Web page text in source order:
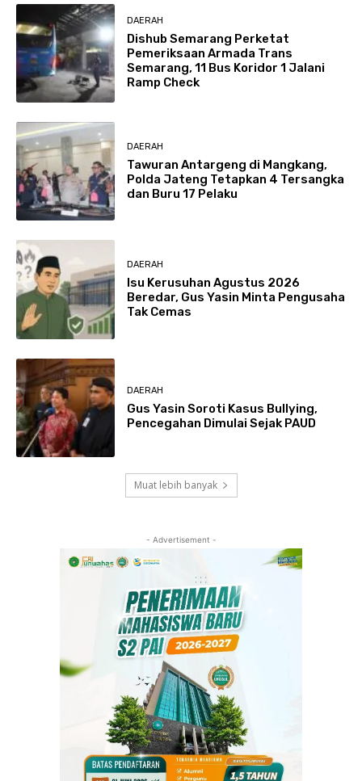
DAERAH
Dishub Semarang Perketat
Pemeriksaan Armada Trans
Semarang, 11 Bus Koridor 1 Jalani
Ramp Check
DAERAH
Tawuran Antargeng di Mangkang,
Polda Jateng Tetapkan 4 Tersangka
dan Buru 17 Pelaku
DAERAH
Isu Kerusuhan Agustus 2026
Beredar, Gus Yasin Minta Pengusaha
Tak Cemas
DAERAH
Gus Yasin Soroti Kasus Bullying,
Pencegahan Dimulai Sejak PAUD
Muat lebih banyak
- Advertisement -